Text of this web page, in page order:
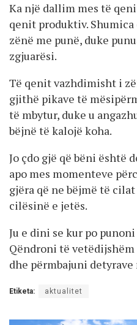
Ka një dallim mes të
qenit produktiv.
zënë me punë, duke
zgjuarësi.
Të qenit vazhdimisht i
gjithë pikave të
të mbytur, duke u
bëjnë të kalojë koha.
Jo çdo gjë që bëni është
apo mes momenteve
gjëra që ne bëjmë të
cilësinë e jetës.
Ju e dini se kur po
Qëndroni të
dhe përmbajuni
Etiketa: aktualitet